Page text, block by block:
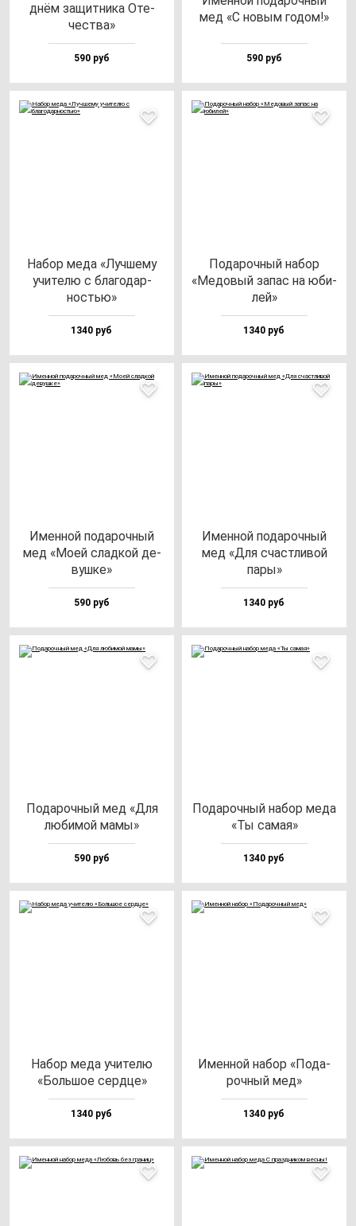
днём за­щит­ни­ка Оте­
чес­тва»
590 руб
мед «С но­вым го­дом!»
590 руб
Набор ме­да «Луч­ше­му
учи­те­лю с бла­го­дар­
ностью»
1340 руб
Пода­роч­ный на­бор
«Медо­вый за­пас на юби­
лей»
1340 руб
Имен­ной по­да­роч­ный
мед «Моей слад­кой де­
вуш­ке»
590 руб
Имен­ной по­да­роч­ный
мед «Для счас­тли­вой
па­ры»
1340 руб
Пода­роч­ный мед «Для
лю­би­мой ма­мы»
590 руб
Пода­роч­ный на­бор ме­да
«Ты са­мая»
1340 руб
Набор ме­да учи­те­лю
«Боль­шое сер­дце»
1340 руб
Имен­ной на­бор «Пода­
роч­ный мед»
1340 руб